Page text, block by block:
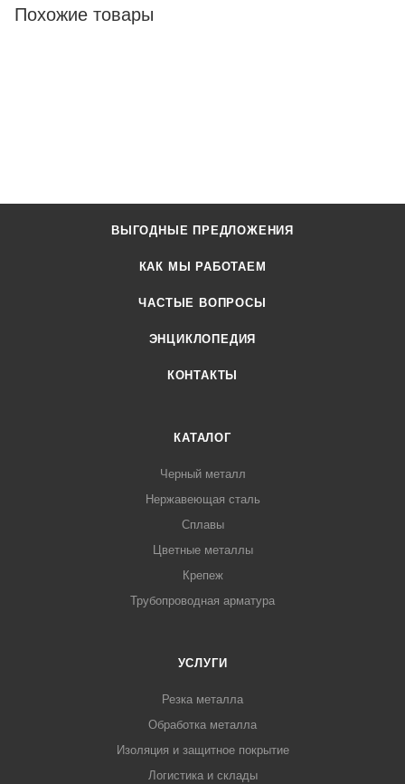
Похожие товары
ВЫГОДНЫЕ ПРЕДЛОЖЕНИЯ
КАК МЫ РАБОТАЕМ
ЧАСТЫЕ ВОПРОСЫ
ЭНЦИКЛОПЕДИЯ
КОНТАКТЫ
КАТАЛОГ
Черный металл
Нержавеющая сталь
Сплавы
Цветные металлы
Крепеж
Трубопроводная арматура
УСЛУГИ
Резка металла
Обработка металла
Изоляция и защитное покрытие
Логистика и склады